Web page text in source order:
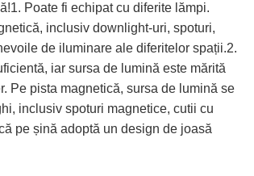
Poate fi echipat cu diferite lămpi.
inclusiv downlight-uri, spoturi,
de iluminare ale diferitelor spații.2.
iar sursa de lumină este mărită
Pe pista magnetică, sursa de lumină se
inclusiv spoturi magnetice, cutii cu
pe șină adoptă un design de joasă